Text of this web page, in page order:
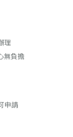
理
無負擔
申請